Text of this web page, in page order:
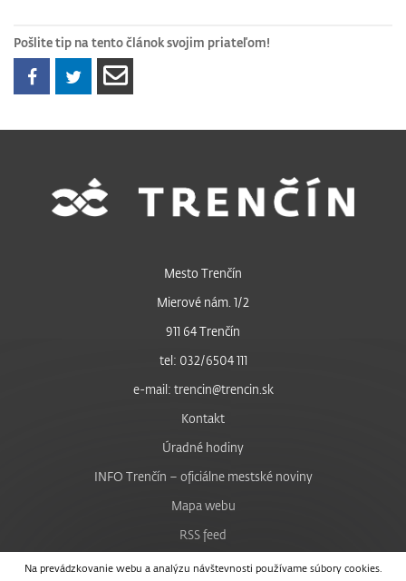
Pošlite tip na tento článok svojim priateľom!
Na prevádzkovanie webu a analýzu návštevnosti používame súbory cookies.
Mesto Trenčín
Mierové nám. 1/2
911 64 Trenčín
tel: 032/6504 111
e-mail: trencin@trencin.sk
Kontakt
Úradné hodiny
INFO Trenčín – oficiálne mestské noviny
Mapa webu
RSS feed
Nastavenie cookies